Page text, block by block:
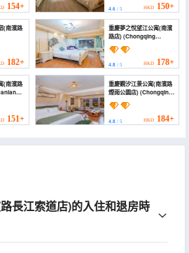
154+ 4.6/ 5 HKD 150+
(南濱路
182+
重慶夢之悅望江公寓(南濱
路店) (Chongqing
Mengzhiyue Wangjiang
Apartment - Nanbin
Road)
4.8/ 5 HKD 178+
(南濱路
151+
重慶觀汐江景公寓(南濱路
煙雨公園店) (Chongqing
Guanxi River view
Apartment (Nanbin
Road Yanyu Park))
4.8/ 5 HKD 184+
長江索道店)的入住和退房時